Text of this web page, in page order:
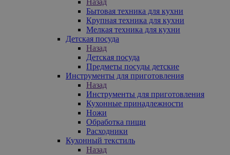
Бытовая техника для кухни
Крупная техника для кухни
Мелкая техника для кухни
Детская посуда
Назад
Детская посуда
Предметы посуды детские
Инструменты для приготовления
Назад
Инструменты для приготовления
Кухонные принадлежности
Ножи
Обработка пищи
Расходники
Кухонный текстиль
Назад